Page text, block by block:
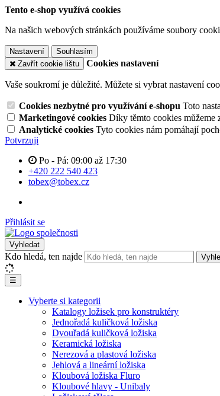
Tento e-shop využívá cookies
Na našich webových stránkách používáme soubory
Nastavení
Souhlasím
Zavřít cookie lištu
Cookies nastavení
Vaše soukromí je důležité. Můžete si vybrat nastavení
Cookies nezbytné pro využívání e-shopu Toto
Marketingové cookies Díky těmto cookies můžeme
Analytické cookies Tyto cookies nám pomáhají
Potvrzuji
Po - Pá: 09:00 až 17:30
+420 222 540 423
tobex@tobex.cz
Přihlásit se
Vyhledat
Kdo hledá, ten najde
☰
Vyberte si kategorii
Katalogy ložisek pro konstruktéry
Jednořadá kuličková ložiska
Dvouřadá kuličková ložiska
Keramická ložiska
Nerezová a plastová ložiska
Jehlová a lineární ložiska
Kloubová ložiska Fluro
Kloubové hlavy - Unibaly